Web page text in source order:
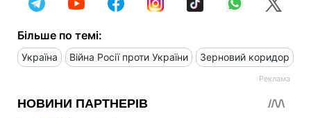
Більше по темі:
Україна Війна Росії проти України Зерновий коридор